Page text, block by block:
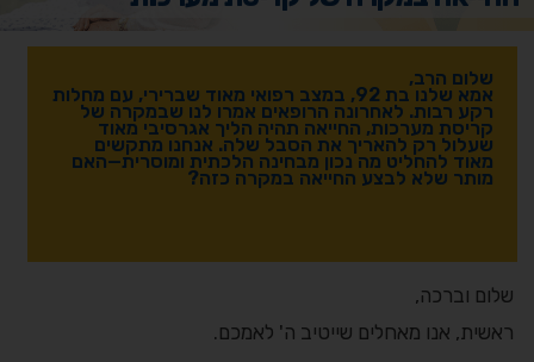
שלום הרב,
אמא שלנו בת 92, במצב רפואי מאוד שברירי, עם מחלות
רקע רבות. לאחרונה הרופאים אמרו לנו שבמקרה של
קריסת מערכות, החייאה תהיה הליך אגרסיבי מאוד
שעלול רק להאריך את הסבל שלה. אנחנו מתקשים
מאוד להחליט מה נכון מבחינה הלכתית ומוסרית—האם
מותר שלא לבצע החייאה במקרה כזה?
שלום וברכה,
ראשית, אנו מאחלים שייטיב ה' לאמכם.